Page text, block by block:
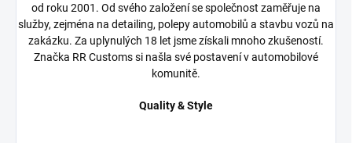
od roku 2001. Od svého založení se společnost zaměřuje na
služby, zejména na detailing, polepy automobilů a stavbu vozů na
zakázku. Za uplynulých 18 let jsme získali mnoho zkušeností.
Značka RR Customs si našla své postavení v automobilové
komunitě.
Quality & Style